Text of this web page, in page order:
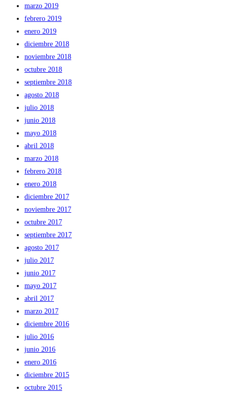
marzo 2019
febrero 2019
enero 2019
diciembre 2018
noviembre 2018
octubre 2018
septiembre 2018
agosto 2018
julio 2018
junio 2018
mayo 2018
abril 2018
marzo 2018
febrero 2018
enero 2018
diciembre 2017
noviembre 2017
octubre 2017
septiembre 2017
agosto 2017
julio 2017
junio 2017
mayo 2017
abril 2017
marzo 2017
diciembre 2016
julio 2016
junio 2016
enero 2016
diciembre 2015
octubre 2015